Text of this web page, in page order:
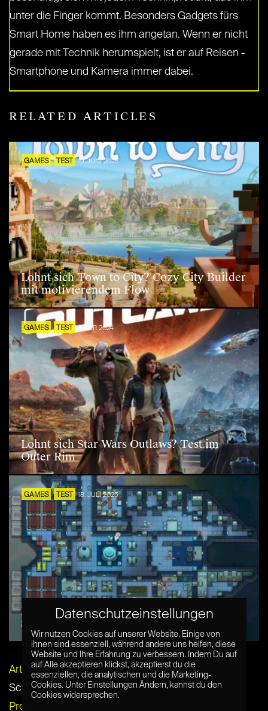
unter die Finger kommt. Besonders Gadgets fürs
Smart Home haben es ihm angetan. Wenn er nicht
gerade mit Technik herumspielt, ist er auf Reisen -
Smartphone und Kamera immer dabei.
RELATED ARTICLES
GAMES TEST 19. JUNI 2026
Lohnt sich Town to City? Cozy City Builder
mit motivierendem Flow
GAMES TEST 6. SEP. 2024
Lohnt sich Star Wars Outlaws? Test im
Outer Rim
GAMES TEST 18. JULI 2025
Lohnt sich RimWorld mit allen DLCs? –
Schiffbruch am Rand der Galaxie
Artikel per E-Mail verschicken
Schlagwörter:Honor 10,Huawei P20 Huawei P20
Pro
Datenschutzeinstellungen
Wir nutzen Cookies auf unserer Website. Einige von
ihnen sind essenziell, während andere uns helfen, diese
Website und Ihre Erfahrung zu verbessern. Indem Du auf
auf Alle akzeptieren klickst, akzeptierst du die
essenziellen, die analytischen und die Marketing-
Cookies. Unter Einstellungen Ändern, kannst du den
Cookies widersprechen.